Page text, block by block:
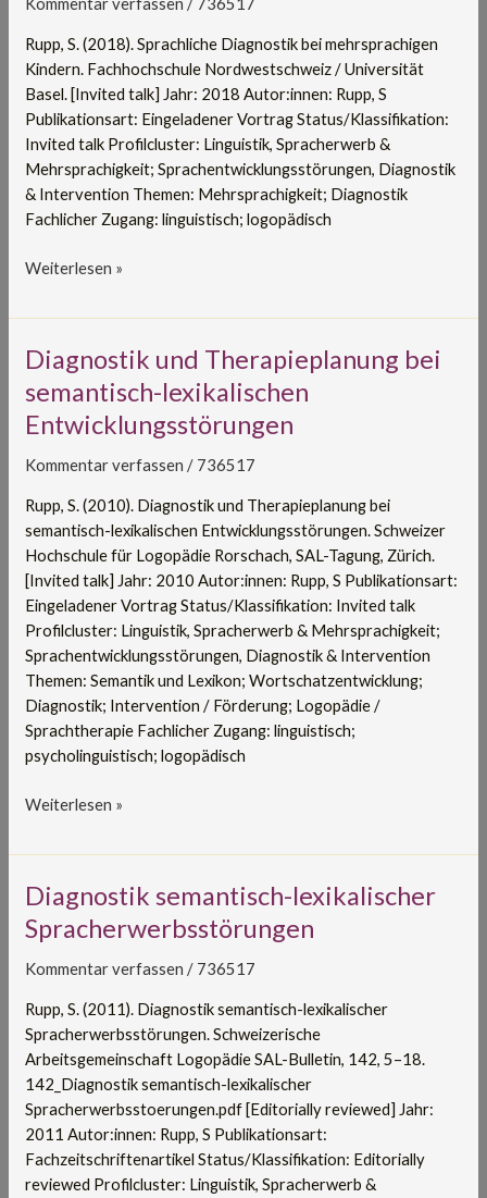
Rupp, S. (2018). Sprachliche Diagnostik bei mehrsprachigen
Kindern. Fachhochschule Nordwestschweiz / Universität
Basel. [Invited talk] Jahr: 2018 Autor:innen: Rupp, S
Publikationsart: Eingeladener Vortrag Status/Klassifikation:
Invited talk Profilcluster: Linguistik, Spracherwerb &
Mehrsprachigkeit; Sprachentwicklungsstörungen, Diagnostik
& Intervention Themen: Mehrsprachigkeit; Diagnostik
Fachlicher Zugang: linguistisch; logopädisch
Weiterlesen »
Diagnostik und Therapieplanung bei
semantisch-lexikalischen
Entwicklungsstörungen
Kommentar verfassen / 736517
Rupp, S. (2010). Diagnostik und Therapieplanung bei
semantisch-lexikalischen Entwicklungsstörungen. Schweizer
Hochschule für Logopädie Rorschach, SAL-Tagung, Zürich.
[Invited talk] Jahr: 2010 Autor:innen: Rupp, S Publikationsart:
Eingeladener Vortrag Status/Klassifikation: Invited talk
Profilcluster: Linguistik, Spracherwerb & Mehrsprachigkeit;
Sprachentwicklungsstörungen, Diagnostik & Intervention
Themen: Semantik und Lexikon; Wortschatzentwicklung;
Diagnostik; Intervention / Förderung; Logopädie /
Sprachtherapie Fachlicher Zugang: linguistisch;
psycholinguistisch; logopädisch
Diagnostik
Therapieplanung
bei
Entwicklungsstörungen
Weiterlesen »
Diagnostik semantisch-lexikalischer
Spracherwerbsstörungen
Kommentar verfassen / 736517
Rupp, S. (2011). Diagnostik semantisch-lexikalischer
Spracherwerbsstörungen. Schweizerische
Arbeitsgemeinschaft Logopädie SAL-Bulletin, 142, 5–18.
142_Diagnostik semantisch-lexikalischer
Spracherwerbsstoerungen.pdf [Editorially reviewed] Jahr:
2011 Autor:innen: Rupp, S Publikationsart:
Fachzeitschriftenartikel Status/Klassifikation: Editorially
reviewed Profilcluster: Linguistik, Spracherwerb &
Diagnostik
semantisch-
lexikalischer
Spracherwerbsstörungen